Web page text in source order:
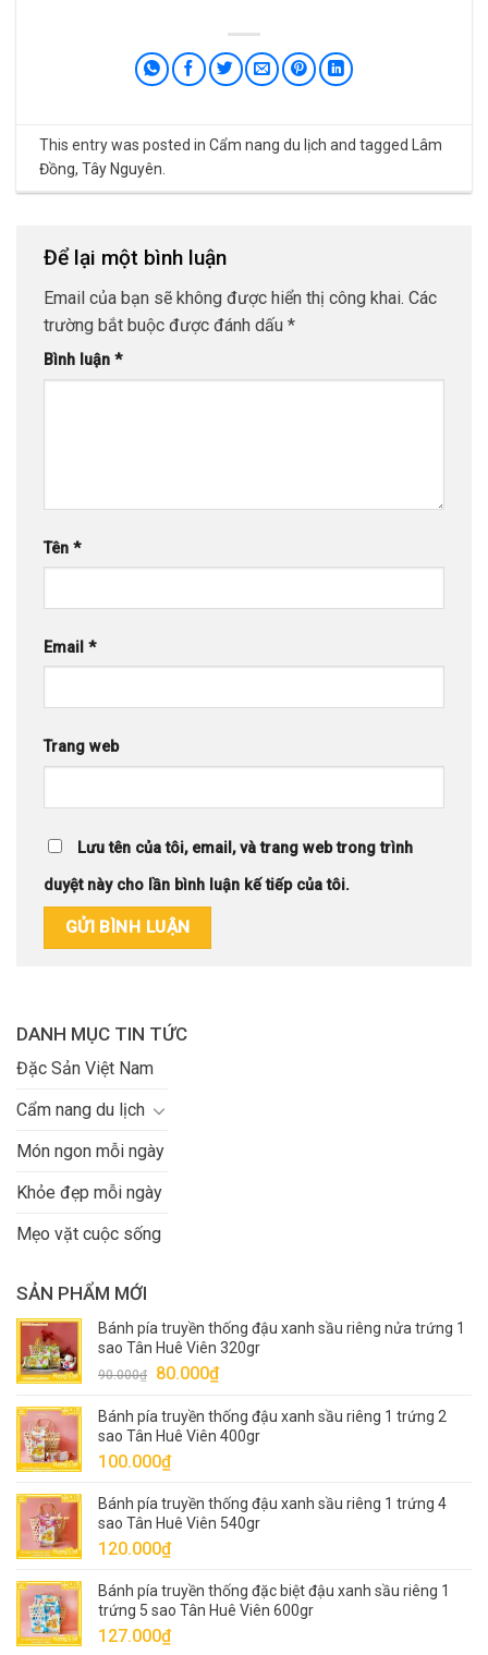
This entry was posted in Cẩm nang du lịch and tagged Lâm
Đồng, Tây Nguyên.
Để lại một bình luận
Email của bạn sẽ không được hiển thị công khai. Các
trường bắt buộc được đánh dấu *
Bình luận *
Tên *
Email *
Trang web
Lưu tên của tôi, email, và trang web trong trình
duyệt này cho lần bình luận kế tiếp của tôi.
DANH MỤC TIN TỨC
Đặc Sản Việt Nam
Cẩm nang du lịch
Món ngon mỗi ngày
Khỏe đẹp mỗi ngày
Mẹo vặt cuộc sống
SẢN PHẨM MỚI
Bánh pía truyền thống đậu xanh sầu riêng nửa trứng 1
sao Tân Huê Viên 320gr
90.000₫
Giá
là:
90.000₫.
80.000₫Giá
tại
là:
Bánh pía truyền thống đậu xanh sầu riêng 1 trứng 2
sao Tân Huê Viên 400gr
100.000₫
Bánh pía truyền thống đậu xanh sầu riêng 1 trứng 4
sao Tân Huê Viên 540gr
120.000₫
Bánh pía truyền thống đặc biệt đậu xanh sầu riêng 1
trứng 5 sao Tân Huê Viên 600gr
127.000₫